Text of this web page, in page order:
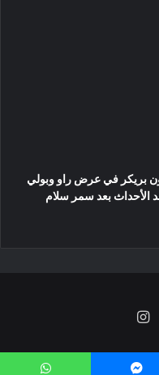
بريكر في عرض راو وبولي
الأحداث بعد سمر سلام